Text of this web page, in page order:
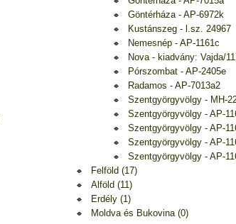
Göntérháza - AP-6972k
Kustánszeg - l.sz. 24967
Nemesnép - AP-1161c
Nova - kiadvány: Vajda/
Pórszombat - AP-2405e
Radamos - AP-7013a2
Szentgyörgyvölgy - MH-
Szentgyörgyvölgy - AP-
Szentgyörgyvölgy - AP-
Szentgyörgyvölgy - AP-
Szentgyörgyvölgy - AP-
Felföld (17)
Alföld (11)
Erdély (1)
Moldva és Bukovina (0)